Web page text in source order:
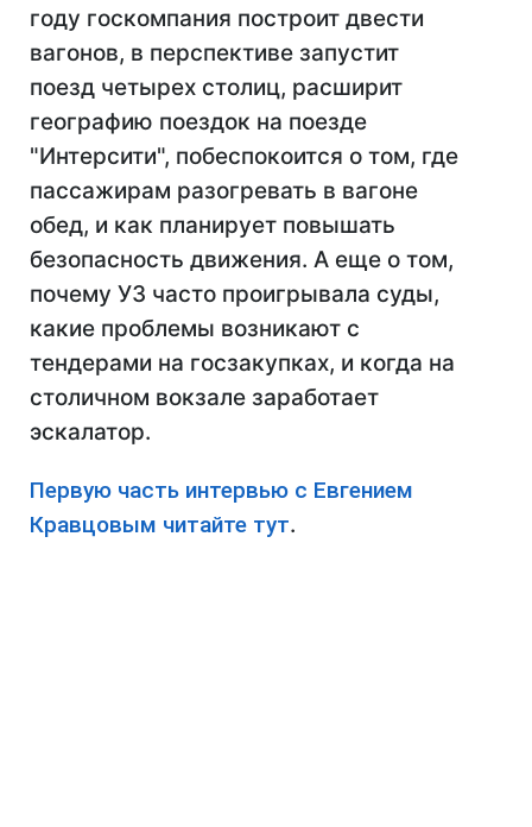
году госкомпания построит двести
вагонов, в перспективе запустит
поезд четырех столиц, расширит
географию поездок на поезде
"Интерсити", побеспокоится о том, где
пассажирам разогревать в вагоне
обед, и как планирует повышать
безопасность движения. А еще о том,
почему УЗ часто проигрывала суды,
какие проблемы возникают с
тендерами на госзакупках, и когда на
столичном вокзале заработает
эскалатор.
Первую часть интервью с Евгением
Кравцовым читайте тут.